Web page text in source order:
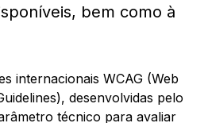
bem como à
internacionais WCAG (Web
desenvolvidas pelo
técnico para avaliar